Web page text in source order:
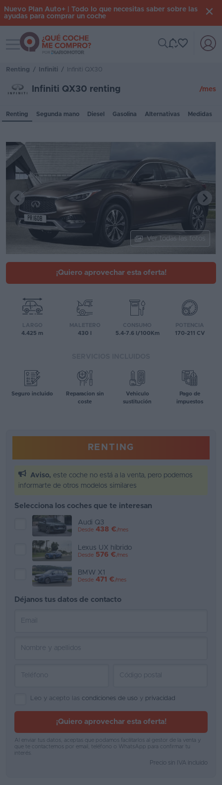
Iniciar
Coches
Renting
Suscripción
Stock
KM
Segunda
Ofertas
Asistente
opiniones
Guías
Concesionarios
Vender
Ventas
coches
Nuevo Plan Auto+ | Todo lo que necesitas saber sobre las
ayudas para comprar un coche
Toggle navigation
Renting / Infiniti / Infiniti QX30
Infiniti QX30 renting /mes
Renting Segunda mano Diesel Gasolina Alternativas Medidas
Ver todas las fotos
¡Quiero aprovechar esta oferta!
LARGO
4.425 m
MALETERO
430 l
CONSUMO
5.4-7.6 l/100Km
POTENCIA
170-211 CV
Seguro incluido
Reparacion sin
coste
Vehiculo
sustitución
Pago de
impuestos
RENTING
Aviso, este coche no está a la venta, pero podemos
informarte de otros modelos similares
Selecciona los coches que te interesan
Audi Q3
Desde 438 €/mes
Lexus UX híbrido
Desde 576 €/mes
BMW X1
Desde 471 €/mes
Déjanos tus datos de contacto
Leo y acepto las condiciones de uso y privacidad
¡Quiero aprovechar esta oferta!
Al enviar tus datos, aceptas que podamos facilitarlos al gestor de la venta y
que te contactemos por email, teléfono o WhatsApp para confirmar tu
interés.
Precio sin IVA incluido